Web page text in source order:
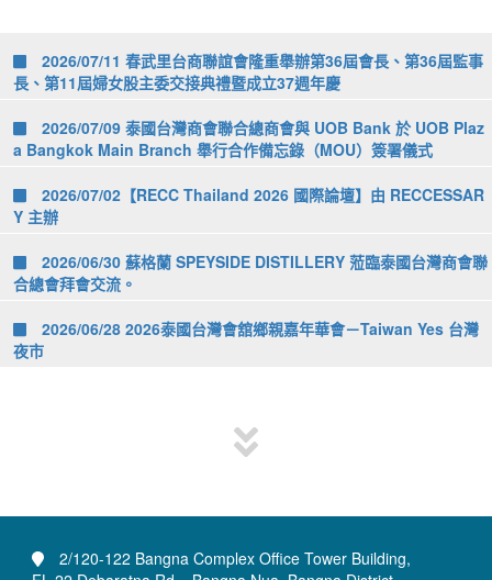
2026/07/11 春武里台商聯誼會隆重舉辦第36屆會長、第36屆監事
長、第11屆婦女股主委交接典禮暨成立37週年慶
2026/07/09 泰國台灣商會聯合總商會與 UOB Bank 於 UOB Plaz
a Bangkok Main Branch 舉行合作備忘錄（MOU）簽署儀式
2026/07/02【RECC Thailand 2026 國際論壇】由 RECCESSAR
Y 主辦
2026/06/30 蘇格蘭 SPEYSIDE DISTILLERY 蒞臨泰國台灣商會聯
合總會拜會交流。
2026/06/28 2026泰國台灣會舘鄉親嘉年華會－Taiwan Yes 台灣
夜市
2/120-122 Bangna Complex Office Tower Building,